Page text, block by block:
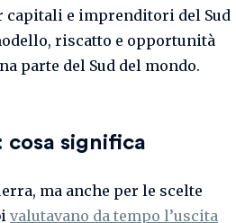
capitali e imprenditori del Sud
riscatto e opportunità
parte del Sud del mondo.
cosa significa
ma anche per le scelte
valutavano da tempo l’uscita